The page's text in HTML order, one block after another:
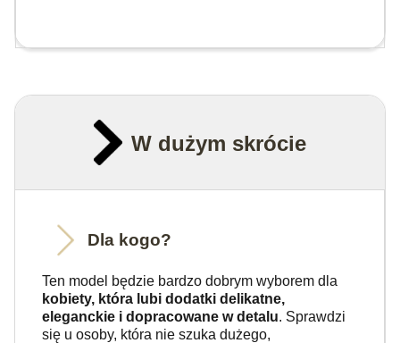
W dużym skrócie
Dla kogo?
Ten model będzie bardzo dobrym wyborem dla
kobiety, która lubi dodatki delikatne,
eleganckie i dopracowane w detalu. Sprawdzi
się u osoby, która nie szuka dużego,